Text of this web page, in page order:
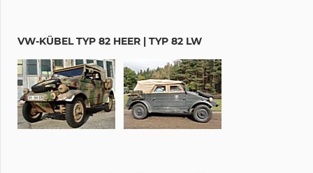
VW-KÜBEL TYP 82 HEER | TYP 82 LW